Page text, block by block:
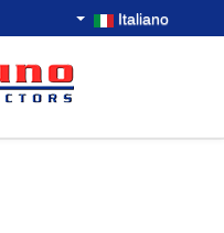
Italiano